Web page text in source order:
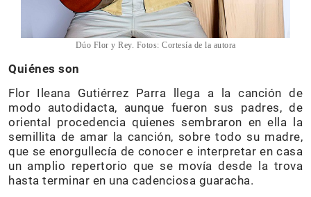
Dúo Flor y Rey. Fotos: Cortesía de la autora
Quiénes son
Flor Ileana Gutiérrez Parra llega a la canción de
modo autodidacta, aunque fueron sus padres, de
oriental procedencia quienes sembraron en ella la
semillita de amar la canción, sobre todo su madre,
que se enorgullecía de conocer e interpretar en casa
un amplio repertorio que se movía desde la trova
hasta terminar en una cadenciosa guaracha.